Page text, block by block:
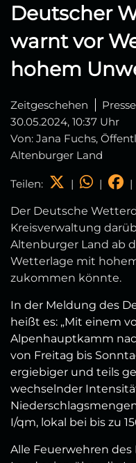
Deutscher
warnt vor
hohem
Zeitgeschehen
30.05.2024, 10:37 Uhr
Von: Jana Fuchs,
Altenburger Land
Teilen: | | |
Der Deutsche
Kreisverwaltung
Altenburger Land ab
Wetterlage mit
zukommen könnte.
In der Meldung des
heißt es: „Mit einem
Alpenhauptkamm
von Freitag bis
ergiebiger und teils
wechselnder
I/qm, lokal bei bis zu
Alle Feuerwehren